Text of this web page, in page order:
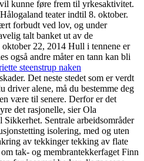
kunne føre frem til yrkesaktivitet.
teater indtil 8. oktober.
forbudt ved lov, og under
talt banket ut av de
22, 2014 Hull i tennene er
også andre måter en tann kan bli
steenstrup naken
Det neste stedet som er verdt
driver alene, må du bestemme deg
være til senere. Derfor er det
det rasjonelle, sier Ola
Sentrale arbeidsområder
isolering, med og uten
av tekkinger tekking av flate
tak- og membrantekkerfaget Finn